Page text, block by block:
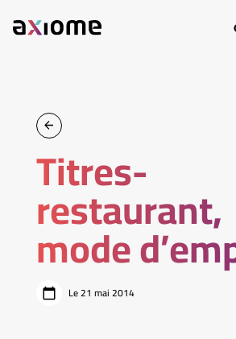
Titres-
restaurant,
mode
Le 21 mai 2014